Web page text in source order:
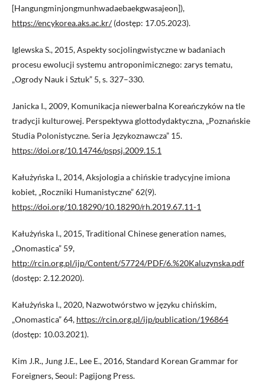
[Hangungminjongmunhwadaebaekgwasajeon]),
https://encykorea.aks.ac.kr/(dostęp: 17.05.2023).
Iglewska S., 2015, Aspekty socjolingwistyczne w badaniach
procesu ewolucji systemu antroponimicznego: zarys tematu,
„Ogrody Nauk i Sztuk” 5, s. 327–330.
Janicka I., 2009, Komunikacja niewerbalna Koreańczyków na tle
tradycji kulturowej. Perspektywa glottodydaktyczna, „Poznańskie
Studia Polonistyczne. Seria Językoznawcza” 15.
https://doi.org/10.14746/pspsj.2009.15.1
Kałużyńska I., 2014, Aksjologia a chińskie tradycyjne imiona
kobiet, „Roczniki Humanistyczne” 62(9).
https://doi.org/10.18290/10.18290/rh.2019.67.11-1
Kałużyńska I., 2015, Traditional Chinese generation names,
„Onomastica” 59,
http://rcin.org.pl/ijp/Content/57724/PDF/6.%20Kaluzynska.pdf
(dostęp: 2.12.2020).
Kałużyńska I., 2020, Nazwotwórstwo w języku chińskim,
„Onomastica” 64, https://rcin.org.pl/ijp/publication/196864
(dostęp: 10.03.2021).
Kim J.R., Jung J.E., Lee E., 2016, Standard Korean Grammar for
Foreigners, Seoul: Pagijong Press.